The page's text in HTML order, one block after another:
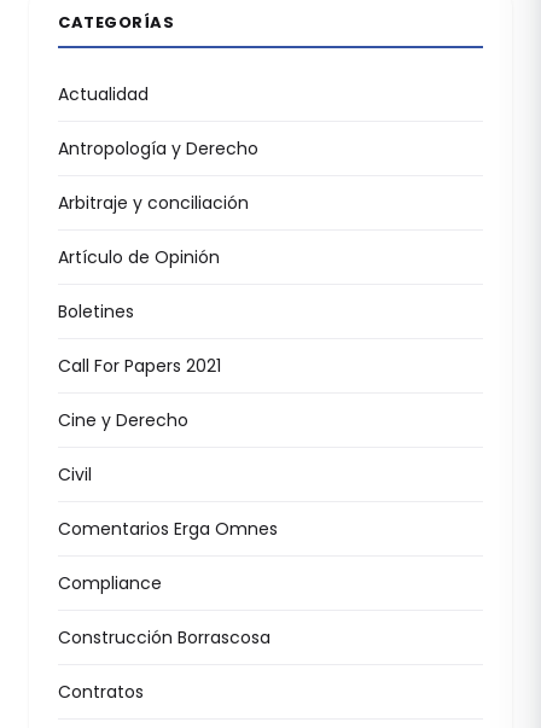
CATEGORÍAS
Actualidad
Antropología y Derecho
Arbitraje y conciliación
Artículo de Opinión
Boletines
Call For Papers 2021
Cine y Derecho
Civil
Comentarios Erga Omnes
Compliance
Construcción Borrascosa
Contratos